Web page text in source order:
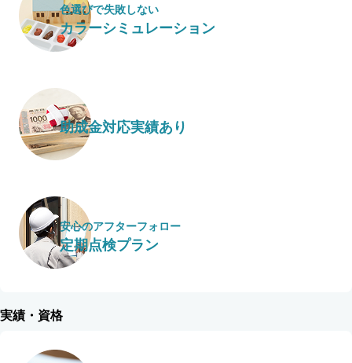
色選びで失敗しない
カラーシミュレーション
助成金対応実績あり
安心のアフターフォロー
定期点検プラン
実績・資格